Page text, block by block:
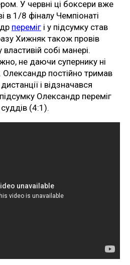
У червні ці боксери вже
в 1/8 фіналу Чемпіонаті
переміг і у підсумку став
Хижняк також провів
собі манері.
не даючи супернику ні
Олександр постійно тримав
і відзначався
Олександр переміг
(4:1).